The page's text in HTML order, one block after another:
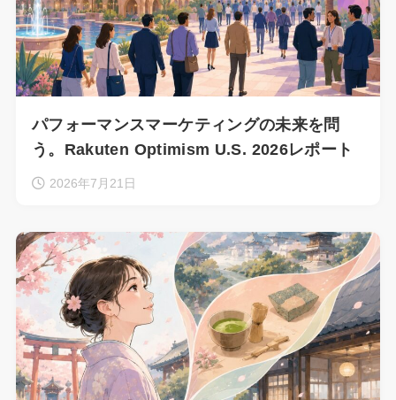
パフォーマンスマーケティングの未来を問
う。Rakuten Optimism U.S. 2026レポート
2026年7月21日